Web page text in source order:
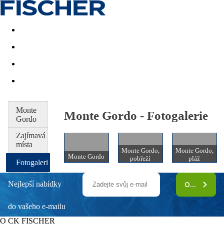
Akční nabídky Last minute
Monte
Gordo
Zajímavá
místa
Fotogalerie
Monte Gordo - Fotogalerie
Monte Gordo
Monte Gordo,
pobřeží
Monte Gordo,
pláž
Nejlepší nabídky
do vašeho e-mailu
ODEBÍRAT
O CK FISCHER